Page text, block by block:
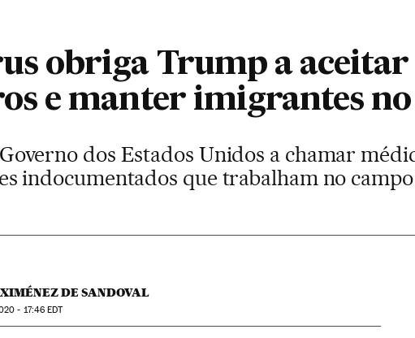
obriga Trump a aceitar
e manter imigrantes
dos Estados Unidos a chamar
indocumentados que trabalham no campo
DE SANDOVAL
- 17:46 EDT